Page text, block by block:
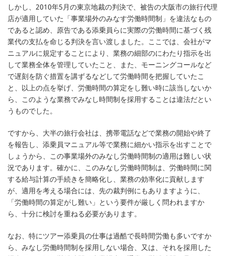
しかし、2010年5月の東京地裁の判決で、被告の大阪市の旅行代理
店が適用していた「事業場外のみなす労働時間制」を違法なもの
であると認め、原告である添乗員らに実際の労働時間に基づく残
業代の支払を命じる判決を言い渡しました。ここでは、会社がマ
ニュアルに規定することにより、業務の細部のにわたり指示を出
して業務全体を管理していたこと、また、モーニングコールなど
で遅刻を防ぐ措置を講ずるなどして労働時間を把握していたこ
と、以上の点を挙げ、労働時間の算定をし難い時に該当しないか
ら、このような業務でみなし時間制を採用することは違法だとい
うものでした。
ですから、大半の旅行会社は、携帯電話などで業務の開始や終了
を報告し、添乗員マニュアル等で業務に細かい指示を出すことで
しょうから、この事業場外のみなし労働時間制の適用は難しい状
況であります。確かに、このみなし労働時間制は、労働時間に関
する給与計算の手続きを簡略化し、業務の効率化に貢献します
が、適用を考える場合には、先の裁判例にもありますように、
「労働時間の算定がし難い」という要件が厳しく問われますか
ら、十分に検討を重ねる必要があります。
なお、特にツアー添乗員の仕事は過酷で長時間労働も多いですか
ら、みなし労働時間制を採用しない場合、又は、それを採用した